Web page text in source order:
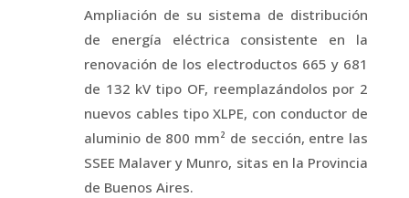
Ampliación de su sistema de distribución
de energía eléctrica consistente en la
renovación de los electroductos 665 y 681
de 132 kV tipo OF, reemplazándolos por 2
nuevos cables tipo XLPE, con conductor de
aluminio de 800 mm² de sección, entre las
SSEE Malaver y Munro, sitas en la Provincia
de Buenos Aires.